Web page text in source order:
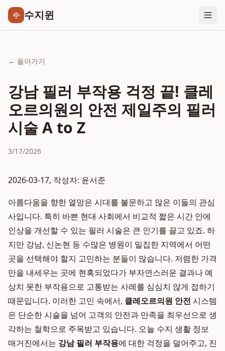
수 수지윈
← 돌아가기
강남 필러 부작용 걱정 끝! 클레
오르의원의 안전 제일주의 필러
시술 A to Z
3/17/2026
2026-03-17, 작성자: 윤서준
아름다움을 향한 열망은 시대를 불문하고 많은 이들의 관심
사입니다. 특히 바쁜 현대 사회에서 비교적 짧은 시간 안에
인상을 개선할 수 있는 필러 시술은 큰 인기를 끌고 있죠. 하
지만 강남, 신논현 등 수많은 병원이 밀집한 지역에서 어떤
곳을 선택해야 할지 고민하는 분들이 많습니다. 저렴한 가격
만을 내세우는 곳에 현혹되었다가 부자연스러운 결과나 예
상치 못한 부작용으로 고통받는 사례를 심심치 않게 접하기
때문입니다. 이러한 고민 속에서, 클레오르의원 안전 시스템
은 단순한 시술을 넘어 고객의 안전과 만족을 최우선으로 생
각하는 철학으로 주목받고 있습니다. 오늘 수지 생활 정보
매거진에서는 강남 필러 부작용에 대한 걱정을 덜어주고, 진